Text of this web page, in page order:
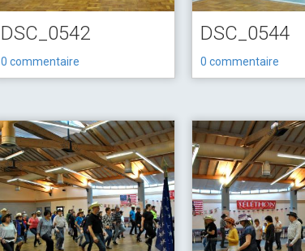
DSC_0542
0 commentaire
DSC_0544
0 commentaire